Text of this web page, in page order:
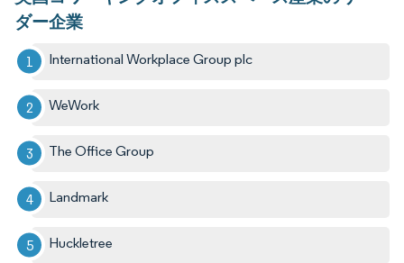
ダー企業
International Workplace Group plc
WeWork
The Office Group
Landmark
Huckletree